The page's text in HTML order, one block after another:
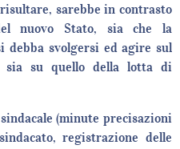
sarebbe in contrasto
nuovo Stato, sia che la
debba svolgersi ed agire sul
sia su quello della lotta di
(minute precisazioni
registrazione delle